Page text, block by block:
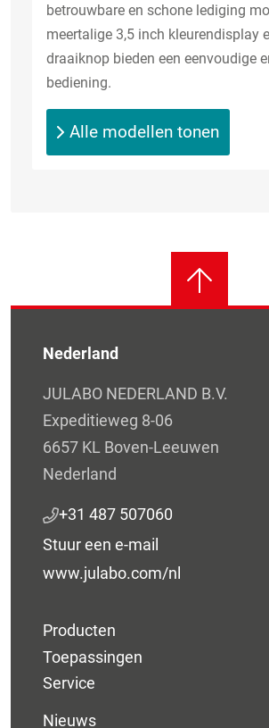
betrouwbare en schone lediging
meertalige 3,5 inch kleurendisplay
draaiknop bieden een eenvoudige
bediening.
Alle modellen tonen
Nederland
JULABO NEDERLAND B.V.
Expeditieweg 8-06
6657 KL Boven-Leeuwen
Nederland
+31 487 507060
Stuur een e-mail
www.julabo.com/nl
Producten
Toepassingen
Service
Nieuws